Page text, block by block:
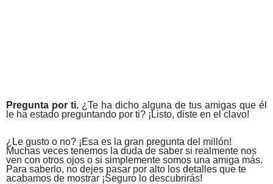
Pregunta por ti. ¿Te ha dicho alguna de tus amigas que él
le ha estado preguntando por ti? ¡Listo, diste en el clavo!
¿Le gusto o no? ¡Esa es la gran pregunta del millón!
Muchas veces tenemos la duda de saber si realmente nos
ven con otros ojos o si simplemente somos una amiga más.
Para saberlo, no dejes pasar por alto los detalles que te
acabamos de mostrar ¡Seguro lo descubrirás!